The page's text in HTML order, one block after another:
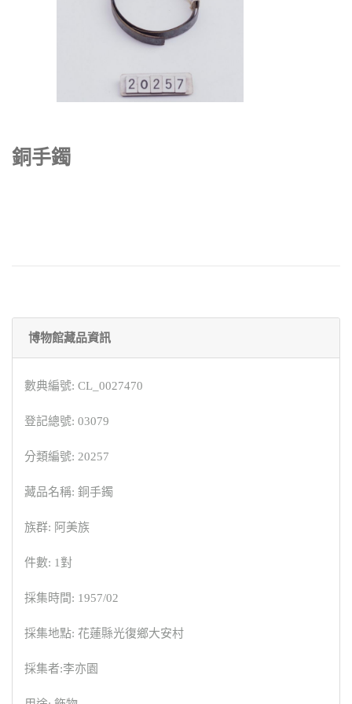
銅手鐲
博物館藏品資訊
數典編號: CL_0027470
登記總號: 03079
分類編號: 20257
藏品名稱: 銅手鐲
族群: 阿美族
件數: 1對
採集時間: 1957/02
採集地點: 花蓮縣光復鄉大安村
採集者:李亦園